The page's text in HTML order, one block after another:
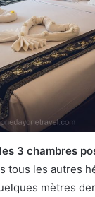
3 chambres
tous les autres
mètres